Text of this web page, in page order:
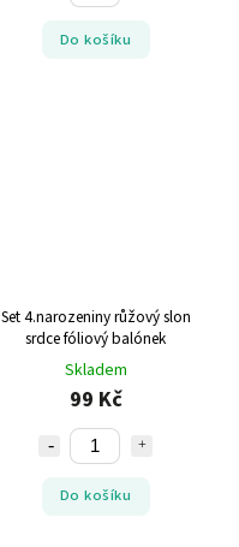
Do košíku
Set 4.narozeniny růžový slon
srdce fóliový balónek
Skladem
99 Kč
Do košíku